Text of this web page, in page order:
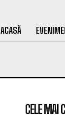
ACASĂ
CELE MAI